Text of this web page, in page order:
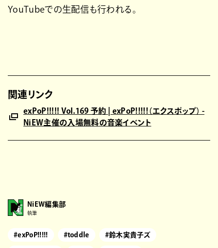
YouTubeでの生配信も行われる。
関連リンク
exPoP!!!!! Vol.169 予約 | exPoP!!!!!（エクスポップ） -
NiEW主催の入場無料の音楽イベント
NiEW編集部
執筆
#exPoP!!!!! #toddle #鈴木実貴子ズ